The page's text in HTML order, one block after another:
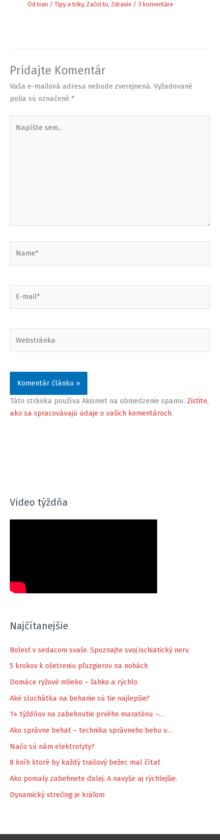
Od Ivan /Tipy a triky,Začni tu,Zdravie /3 komentáre
Pridajte Komentár
Vaša e-mailová adresa nebude zverejnená. Vyžadované
polia sú označené *
sem...
Táto stránka používa Akismet na obmedzenie spamu. Zistite,
ako sa spracovávajú údaje o vašich komentároch.
Video týždňa
Najčítanejšie
Bolesť v sedacom svale. Spoznajte svoj ischiatický nerv.
5 krokov k ošetreniu pľuzgierov na nohách
Domáce ryžové mlieko – ľahko a rýchlo
Aké sluchátka na behanie sú tie najlepšie?
14 týždňov na zabehnutie prvého maratónu –…
Ako správne behať – technika správneho behu v…
Načo sú nám elektrolyty?
8 kníh ktoré by každý trailový bežec mal čítať
Ako pomaly zabehnete ďalej. A navyše aj rýchlejšie.
Dynamický strečing je kráľom